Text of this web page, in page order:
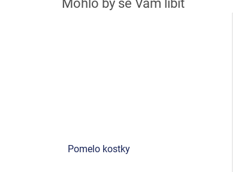
Pomelo kostky